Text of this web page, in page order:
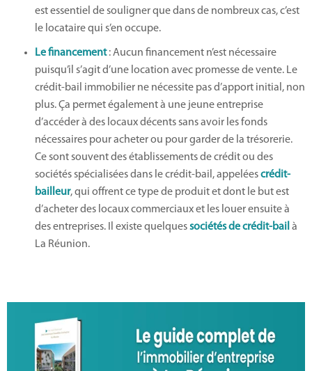
est essentiel de souligner que dans de nombreux cas, c’est
le locataire qui s’en occupe.
Le financement: Aucun financement n’est nécessaire
puisqu’il s’agit d’une location avec promesse de vente. Le
crédit-bail immobilier ne nécessite pas d’apport initial, non
plus. Ça permet également à une jeune entreprise
d’accéder à des locaux décents sans avoir les fonds
nécessaires pour acheter ou pour garder de la trésorerie.
Ce sont souvent des établissements de crédit ou des
sociétés spécialisées dans le crédit-bail, appeléescrédit-
bailleur, qui offrent ce type de produit et dont le but est
d’acheter des locaux commerciaux et les louer ensuite à
des entreprises. Il existe quelquessociétés de crédit-bail à
La Réunion.